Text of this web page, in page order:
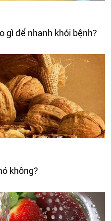
gì để nhanh khỏi bệnh?
không?